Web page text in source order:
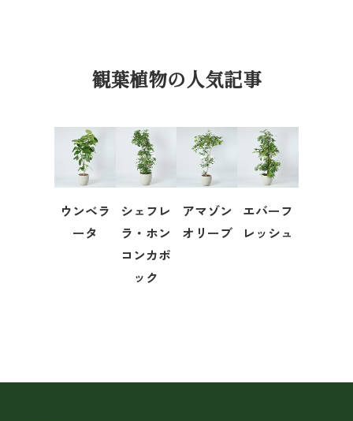
観葉植物の人気記事
ウンベラ
ータ
シェフレ
ラ・ホン
コンカポ
ック
アマゾン
オリーブ
エバーフ
レッシュ